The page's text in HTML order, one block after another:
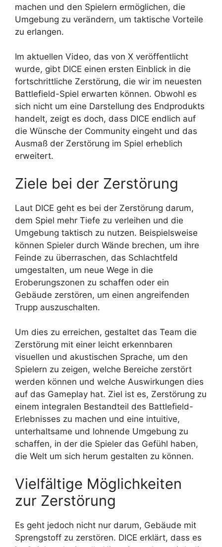
machen und den Spielern ermöglichen, die
Umgebung zu verändern, um taktische Vorteile
zu erlangen.
Im aktuellen Video, das von X veröffentlicht
wurde, gibt DICE einen ersten Einblick in die
fortschrittliche Zerstörung, die wir im neuesten
Battlefield-Spiel erwarten können. Obwohl es
sich nicht um eine Darstellung des Endprodukts
handelt, zeigt es doch, dass DICE endlich auf
die Wünsche der Community eingeht und das
Ausmaß der Zerstörung im Spiel erheblich
erweitert.
Ziele bei der Zerstörung
Laut DICE geht es bei der Zerstörung darum,
dem Spiel mehr Tiefe zu verleihen und die
Umgebung taktisch zu nutzen. Beispielsweise
können Spieler durch Wände brechen, um ihre
Feinde zu überraschen, das Schlachtfeld
umgestalten, um neue Wege in die
Eroberungszonen zu schaffen oder ein
Gebäude zerstören, um einen angreifenden
Trupp auszuschalten.
Um dies zu erreichen, gestaltet das Team die
Zerstörung mit einer leicht erkennbaren
visuellen und akustischen Sprache, um den
Spielern zu zeigen, welche Bereiche zerstört
werden können und welche Auswirkungen dies
auf das Gameplay hat. Ziel ist es, Zerstörung zu
einem integralen Bestandteil des Battlefield-
Erlebnisses zu machen und eine intuitive,
unterhaltsame und lohnende Umgebung zu
schaffen, in der die Spieler das Gefühl haben,
die Welt um sich herum gestalten zu können.
Vielfältige Möglichkeiten
zur Zerstörung
Es geht jedoch nicht nur darum, Gebäude mit
Sprengstoff zu zerstören. DICE erklärt, dass es